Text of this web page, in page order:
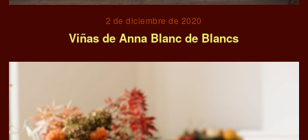
2 de diciembre de 2020
Viñas de Anna Blanc de Blancs